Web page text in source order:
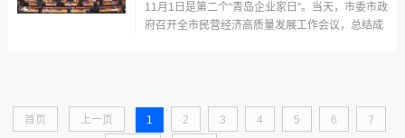
11月1日是第二个“青岛企业家日”。当天，市委市政
府召开全市民营经济高质量发展工作会议，总结成
首页
上一页 1 2 3 4 5 6 7